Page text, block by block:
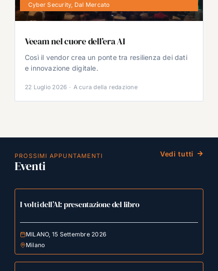
Cyber Security, Dal Mercato
Veeam nel cuore dell’era AI
Così il vendor crea un ponte tra resilienza dei dati
e innovazione digitale.
22 Luglio 2026 · A cura della redazione
PROSSIMI APPUNTAMENTI
Eventi
Vedi tutti
I volti dell’AI: presentazione del libro
MILANO, 15 Settembre 2026
Milano